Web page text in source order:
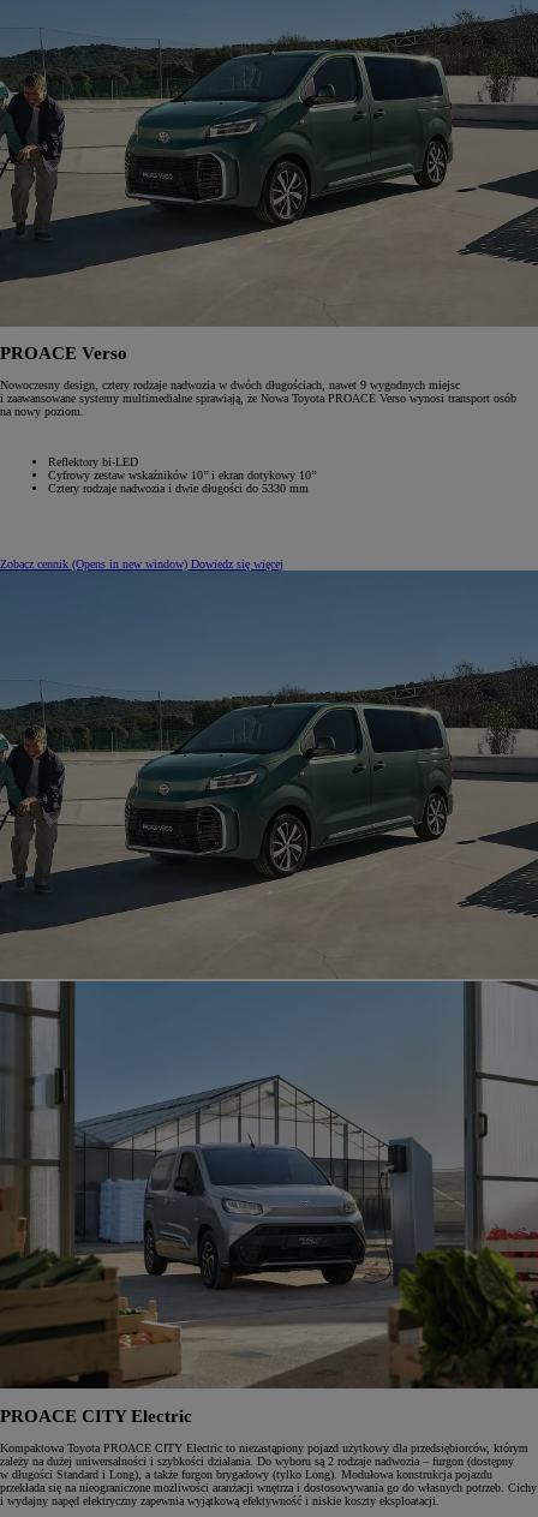
PROACE Verso
Nowoczesny design, cztery rodzaje nadwozia w dwóch długościach, nawet 9 wygodnych miejsc
i zaawansowane systemy multimedialne sprawiają, że Nowa Toyota PROACE Verso wynosi transport osób
na nowy poziom.
Reflektory bi-LED
Cyfrowy zestaw wskaźników 10’’ i ekran dotykowy 10’’
Cztery rodzaje nadwozia i dwie długości do 5330 mm
Zobacz cennik (Opens in new window) Dowiedz się więcej
PROACE CITY Electric
Kompaktowa Toyota PROACE CITY Electric to niezastąpiony pojazd użytkowy dla przedsiębiorców, którym
zależy na dużej uniwersalności i szybkości działania. Do wyboru są 2 rodzaje nadwozia – furgon (dostępny
w długości Standard i Long), a także furgon brygadowy (tylko Long). Modułowa konstrukcja pojazdu
przekłada się na nieograniczone możliwości aranżacji wnętrza i dostosowywania go do własnych potrzeb. Cichy
i wydajny napęd elektryczny zapewnia wyjątkową efektywność i niskie koszty eksploatacji.